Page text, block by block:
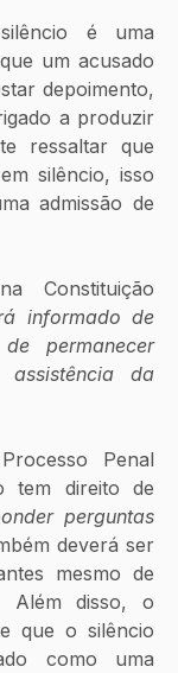
é uma
um acusado
depoimento,
a produzir
ressaltar que
silêncio, isso
admissão de
Constituição
informado de
permanecer
da
Penal
perguntas
deverá ser
mesmo de
Além disso, o
que o silêncio
como uma